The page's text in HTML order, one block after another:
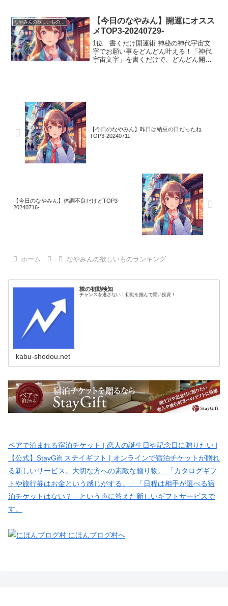
なやみんの欲しいものランキング
【今日のなやみん】開運にオスス
メTOP3-20240729-
1位 書くだけ開運術 神秘の神代宇宙文
字でお願い事をどんどん叶える！「神代
宇宙文字」を書くだけで、どんどん開運
【今日のなやみん】昨日は納豆の日だったね
TOP3-20240711-
【今日のなやみん】体調不良だけどTOP3-
20240716-
ホーム なやみんの欲しいものランキング
株の初動検知
チャンスを逃さない！初動を掴んで賢い投資！
kabu-shodou.net
ペアで泊まれる宿泊チケット | 恋人の誕生日や記念日に贈りたい |
【公式】StayGift ステイギフト | オンラインで宿泊チケットが贈れ
る新しいサービス。大切な方への素敵な贈り物。 「カタログギフ
トや旅行券はお金という感じがする。」「日程は相手が選べる宿
泊チケットはない？」という声に答えた新しいギフトサービスで
す。